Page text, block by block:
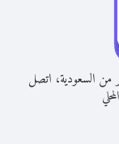
من السعودية، اتصل